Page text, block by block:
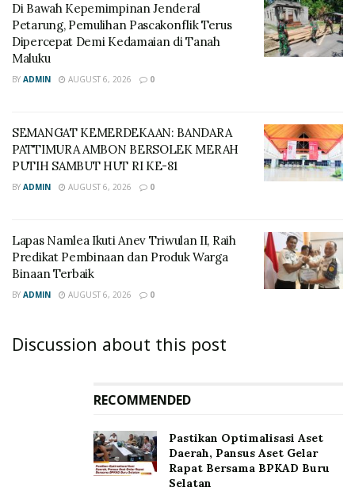
Di Bawah Kepemimpinan Jenderal
Petarung, Pemulihan Pascakonflik Terus
Dipercepat Demi Kedamaian di Tanah
Maluku
BY ADMIN AUGUST 6, 2026 0
SEMANGAT KEMERDEKAAN: BANDARA
PATTIMURA AMBON BERSOLEK MERAH
PUTIH SAMBUT HUT RI KE-81
BY ADMIN AUGUST 6, 2026 0
Lapas Namlea Ikuti Anev Triwulan II, Raih
Predikat Pembinaan dan Produk Warga
Binaan Terbaik
BY ADMIN AUGUST 6, 2026 0
Discussion about this post
RECOMMENDED
Pastikan Optimalisasi Aset
Daerah, Pansus Aset Gelar
Rapat Bersama BPKAD Buru
Selatan